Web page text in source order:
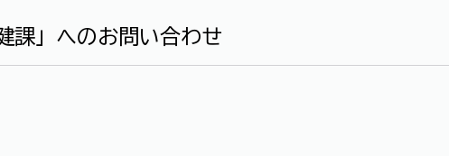
課」へのお問い合わせ